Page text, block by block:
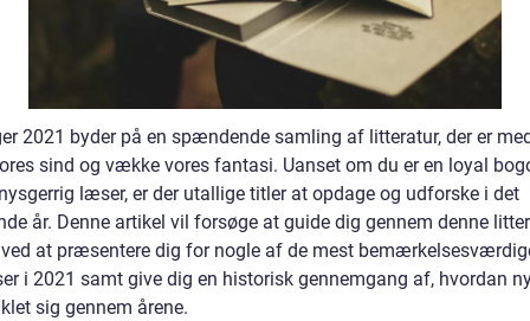
2021 byder på en spændende samling af litteratur, der er
sind og vække vores fantasi. Uanset om du er en loyal
læser, er der utallige titler at opdage og udforske i det
år. Denne artikel vil forsøge at guide dig gennem denne
at præsentere dig for nogle af de mest
i 2021 samt give dig en historisk gennemgang af, hvordan
sig gennem årene.